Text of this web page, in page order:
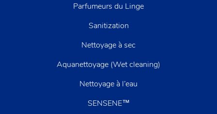
Parfumeurs du Linge
Sanitization
Nettoyage à sec
Aquanettoyage (Wet cleaning)
Nettoyage à l’eau
SENSENE™